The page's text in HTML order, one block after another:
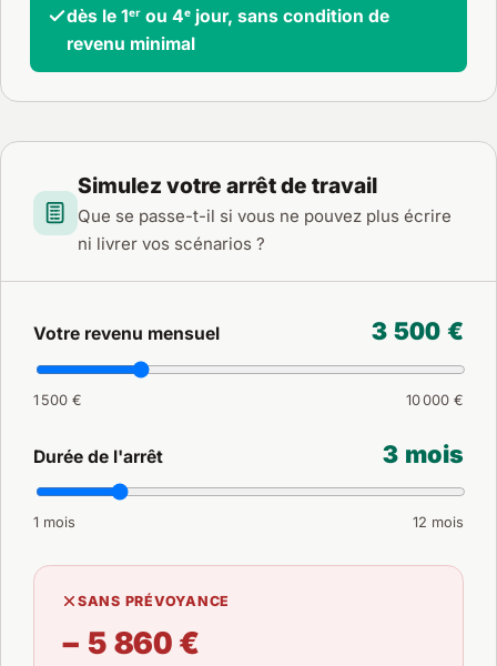
dès le 1ᵉʳ ou 4ᵉ jour, sans condition de
revenu minimal
Simulez votre arrêt de travail
Que se passe-t-il si vous ne pouvez plus écrire
ni livrer vos scénarios ?
Votre revenu mensuel 3 500 €
1 500 € 10 000 €
Durée de l'arrêt 3 mois
1 mois 12 mois
SANS PRÉVOYANCE
− 5 860 €